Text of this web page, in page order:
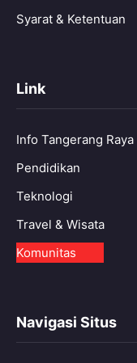
Syarat & Ketentuan
Link
Info Tangerang Raya
Pendidikan
Teknologi
Travel & Wisata
Komunitas
Navigasi Situs